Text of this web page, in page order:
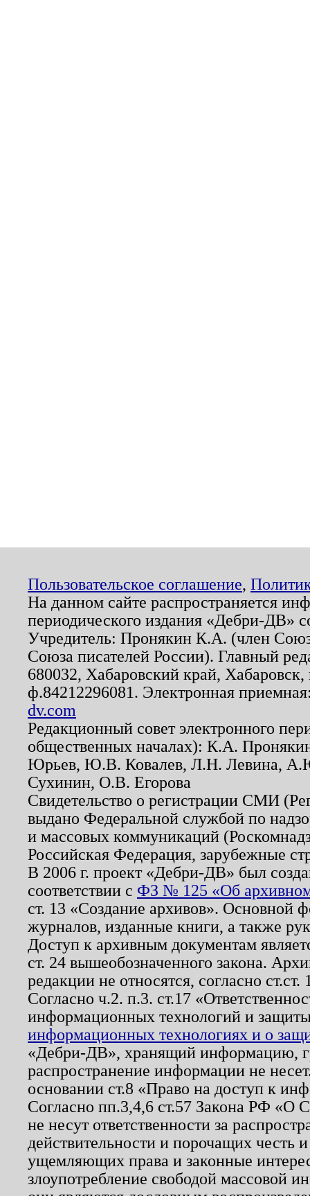
Пользовательское соглашение,
На данном сайте распространяется
периодического издания «Дебри-ДВ»
Учредитель: Пронякин К.А. (член
Союза писателей России). Главный
680032, Хабаровский край,
ф.84212296081. Электронная
dv.com
Редакционный совет электронного
общественных началах): К.А.
Юрьев, Ю.В. Ковалев, Л.Н. Левина,
Сухинин, О.В. Егорова
Свидетельство о регистрации СМИ
выдано Федеральной службой по
и массовых коммуникаций
Российская Федерация, зарубежные
В 2006 г. проект «Дебри-ДВ» был
соответствии с ФЗ № 125 «Об
ст. 13 «Создание архивов». Основной
журналов, изданные книги, а также
Доступ к архивным документам
ст. 24 вышеобозначенного закона.
редакции не относятся, согласно
Согласно ч.2. п.3. ст.17
информационных технологий и
информационных технологиях и о
«Дебри-ДВ», хранящий информацию,
распространение информации не
основании ст.8 «Право на доступ к
Согласно пп.3,4,6 ст.57 Закона РФ «О
не несут ответственности за
действительности и порочащих честь
ущемляющих права и законные
злоупотребление свободой массовой